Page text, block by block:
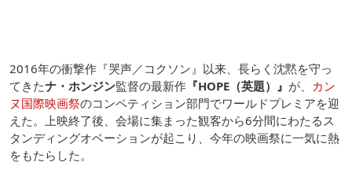
2016年の衝撃作『哭声／コクソン』以来、長らく沈黙を守っ
てきたナ・ホンジン監督の最新作 『HOPE（英題）』 が、 カン
ヌ国際映画祭のコンペティション部門でワールドプレミアを迎
えた。上映終了後、会場に集まった観客から6分間にわたるス
タンディングオベーションが起こり、今年の映画祭に一気に熱
をもたらした。